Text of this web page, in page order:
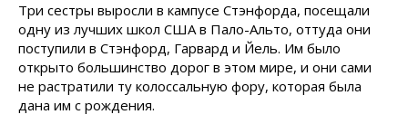
Три сестры выросли в кампусе Стэнфорда, посещали
одну из лучших школ США в Пало-Альто, оттуда они
поступили в Стэнфорд, Гарвард и Йель. Им было
открыто большинство дорог в этом мире, и они сами
не растратили ту колоссальную фору, которая была
дана им с рождения.